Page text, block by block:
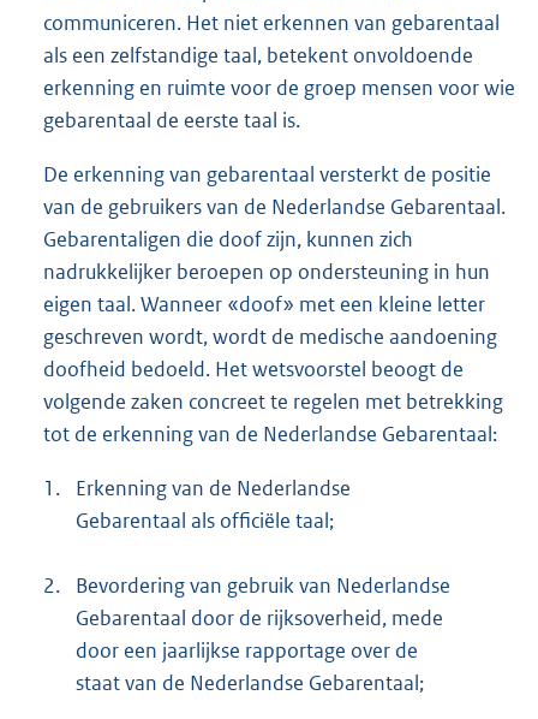
communiceren. Het niet erkennen van gebarentaal
als een zelfstandige taal, betekent onvoldoende
erkenning en ruimte voor de groep mensen voor wie
gebarentaal de eerste taal is.
De erkenning van gebarentaal versterkt de positie
van de gebruikers van de Nederlandse Gebarentaal.
Gebarentaligen die doof zijn, kunnen zich
nadrukkelijker beroepen op ondersteuning in hun
eigen taal. Wanneer «doof» met een kleine letter
geschreven wordt, wordt de medische aandoening
doofheid bedoeld. Het wetsvoorstel beoogt de
volgende zaken concreet te regelen met betrekking
tot de erkenning van de Nederlandse Gebarentaal:
1.
Erkenning van de Nederlandse
Gebarentaal als officiële taal;
2.
Bevordering van gebruik van Nederlandse
Gebarentaal door de rijksoverheid, mede
door een jaarlijkse rapportage over de
staat van de Nederlandse Gebarentaal;